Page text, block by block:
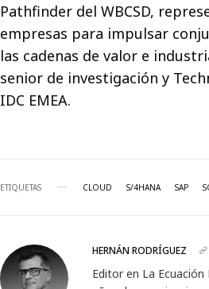
Pathfinder del WBCSD,
empresas para impulsar
las cadenas de valor e
senior de investigación y
IDC EMEA.
ETIQUETAS CLOUD S/4HANA SAP
HERNÁN RODRÍGUEZ
Editor en La